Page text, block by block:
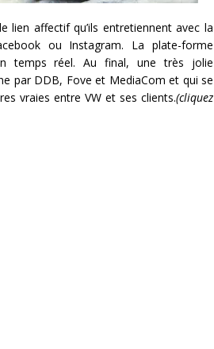
lien affectif qu’ils entretiennent avec la
ou Instagram. La plate-forme
temps réel. Au final, une très jolie
par DDB, Fove et MediaCom et qui se
vraies entre VW et ses clients.(cliquez